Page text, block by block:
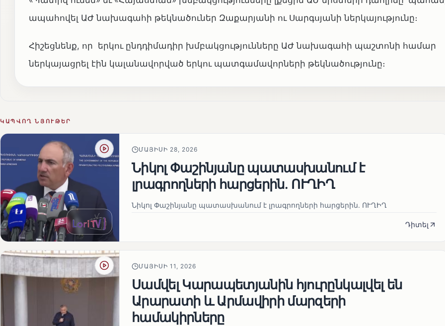
ապահովել ԱԺ նախագահի թեկնածուներ Զաքարյանի ու Սարգսյանի ներկայությունը։
Հիշեցնենք, որ երկու ընդդիմադիր խմբակցությունները ԱԺ նախագահի պաշտոնի համար
ներկայացրել էին կալանավորված երկու պատգամավորների թեկնածությունը։
ԿԱՊՎՈՂ ՆՅՈՒԹԵՐ
ՄԱՅԻՍԻ 28, 2026
Նիկոլ Փաշինյանը պատասխանում է
լրագրողների հարցերին․ ՈՒՂԻՂ
Նիկոլ Փաշինյանը պատասխանում է լրագրողների հարցերին․ ՈՒՂԻՂ
Դիտել
ՄԱՅԻՍԻ 11, 2026
Սամվել Կարապետյանին հյուրընկալվել են
Արարատի և Արմավիրի մարզերի
համակիրները